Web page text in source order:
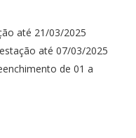
até 21/03/2025
até 07/03/2025
de 01 a